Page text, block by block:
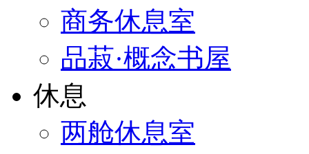
商务休息室
品菽·概念书屋
休息
两舱休息室